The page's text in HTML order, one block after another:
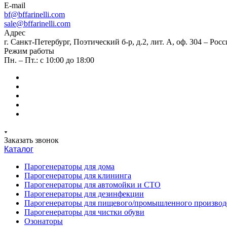
E-mail
bf@bffarinelli.com
sale@bffarinelli.com
Адрес
г. Санкт-Петербург, Поэтический б-р, д.2, лит. А, оф. 304 –
Режим работы
Пн. – Пт.: с 10:00 до 18:00
Заказать звонок
Каталог
Парогенераторы для дома
Парогенераторы для клининга
Парогенераторы для автомойки и СТО
Парогенераторы для дезинфекции
Парогенераторы для пищевого/промышленного
Парогенераторы для чистки обуви
Озонаторы